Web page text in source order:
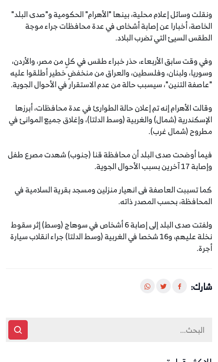
ونقلت وسائل إعلام محلية، بينها "الأهرام" الحكومية و"صدى البلد"
الخاصة، أخبارا عن إصابة أشخاص في عدة محافظات جراء موجة
الطقس السيئ التي تضرب البلاد.
وفي وقت سابق الأربعاء، حذر خبراء طقس في كلٍ من مصر، والأردن،
وسوريا، ولبنان، وفلسطين، والعراق من منخفضٍ خطير أطلقوا عليه
"عاصفة التنين"، سيسبب حالة من عدم الاستقرار في الأحوال الجوية.
وقالت الأهرام إنه تم إعلان حالة الطوارئ في عدة محافظات، أبرزها
الإسكندرية (شمال) والغربية (وسط الدلتا)، وإغلاق جميع الموانئ في
مطروح (شمال غرب).
فيما أوضحت صدى البلد أن محافظة قنا (جنوب) شهدت مصرع طفل
وإصابة 17 آخرين بسبب الأحوال الجوية.
كما تسببت العاصفة فى انهيار منزلين ومسجد بقرية السلامية في
المحافظة، بحسب المصدر ذاته.
ولفتت صدى البلد إلى إصابة 6 أشخاص في سوهاج (وسط) إثر سقوط
نخلة عليهم، و16 شخصا في الغربية (وسط الدلتا) جراء انقلاب سيارة
أجرة.
شارك: